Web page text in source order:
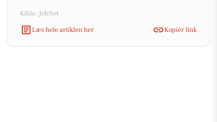
Kilde: JobNet
Læs hele artiklen her
Kopiér link